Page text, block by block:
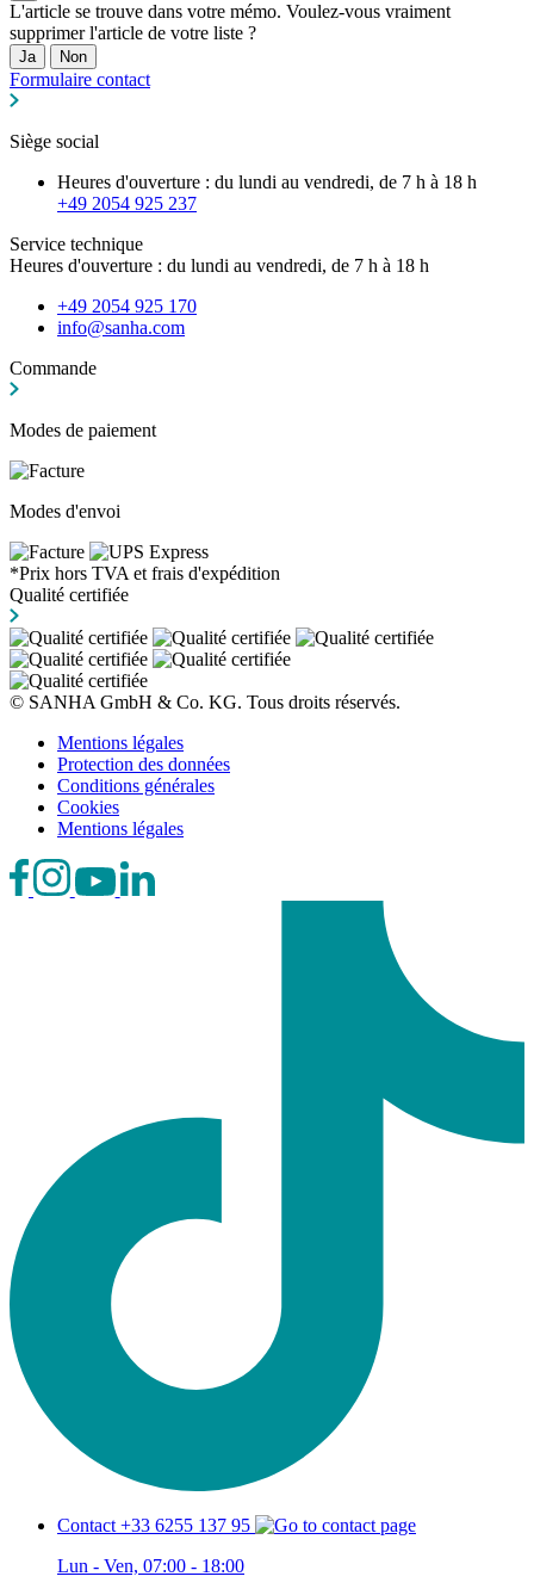
L'article se trouve dans votre mémo. Voulez-vous vraiment
supprimer l'article de votre liste ?
Ja Non
Formulaire contact
Siège social
Heures d'ouverture : du lundi au vendredi, de 7 h à 18 h
+49 2054 925 237
Service technique
Heures d'ouverture : du lundi au vendredi, de 7 h à 18 h
+49 2054 925 170
info@sanha.com
Commande
Modes de paiement
Modes d'envoi
*Prix hors TVA et frais d'expédition
Qualité certifiée
© SANHA GmbH & Co. KG. Tous droits réservés.
Mentions légales
Protection des données
Conditions générales
Cookies
Mentions légales
Contact +33 6255 137 95
Lun - Ven, 07:00 - 18:00